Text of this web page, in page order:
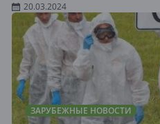
20.03.2024
ЗАРУБЕЖНЫЕ НОВОСТИ